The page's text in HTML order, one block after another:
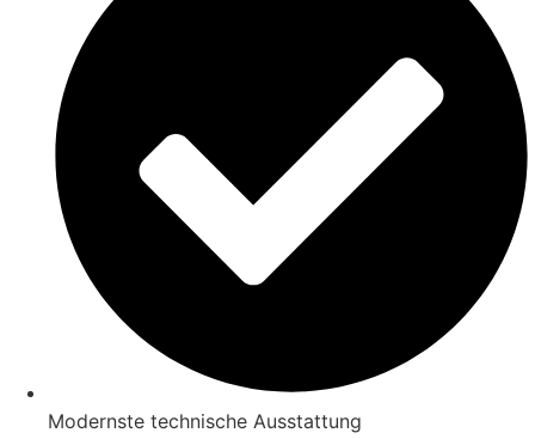
Modernste technische Ausstattung